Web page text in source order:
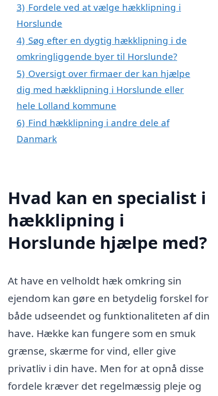
3) Fordele ved at vælge hækklipning i
Horslunde
4) Søg efter en dygtig hækklipning i de
omkringliggende byer til Horslunde?
5) Oversigt over firmaer der kan hjælpe
dig med hækklipning i Horslunde eller
hele Lolland kommune
6) Find hækklipning i andre dele af
Danmark
Hvad kan en specialist i
hækklipning i
Horslunde hjælpe med?
At have en velholdt hæk omkring sin
ejendom kan gøre en betydelig forskel for
både udseendet og funktionaliteten af din
have. Hække kan fungere som en smuk
grænse, skærme for vind, eller give
privatliv i din have. Men for at opnå disse
fordele kræver det regelmæssig pleje og